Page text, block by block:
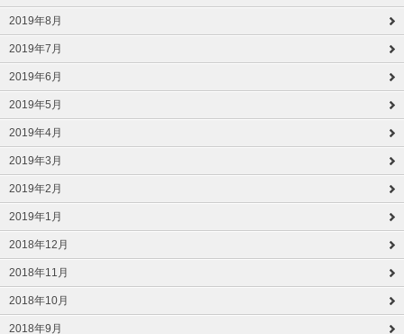
2019年8月
2019年7月
2019年6月
2019年5月
2019年4月
2019年3月
2019年2月
2019年1月
2018年12月
2018年11月
2018年10月
2018年9月